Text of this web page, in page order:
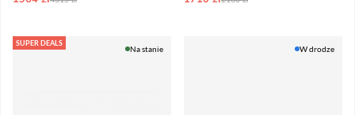
SUPER DEALS
Na stanie W drodze